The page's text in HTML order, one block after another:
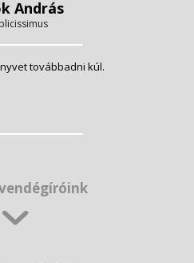
András
továbbadni kúl.